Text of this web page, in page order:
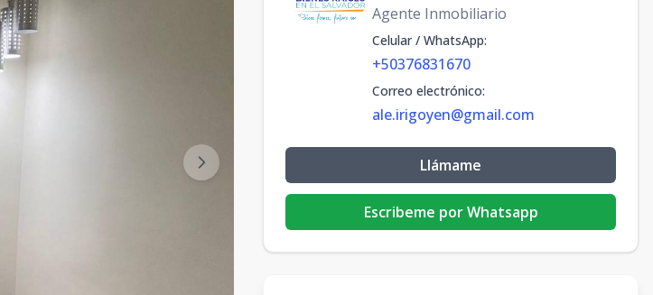
Agente Inmobiliario
Celular / WhatsApp:
+50376831670
Correo electrónico:
ale.irigoyen@gmail.com
Llámame
Escribeme por Whatsapp